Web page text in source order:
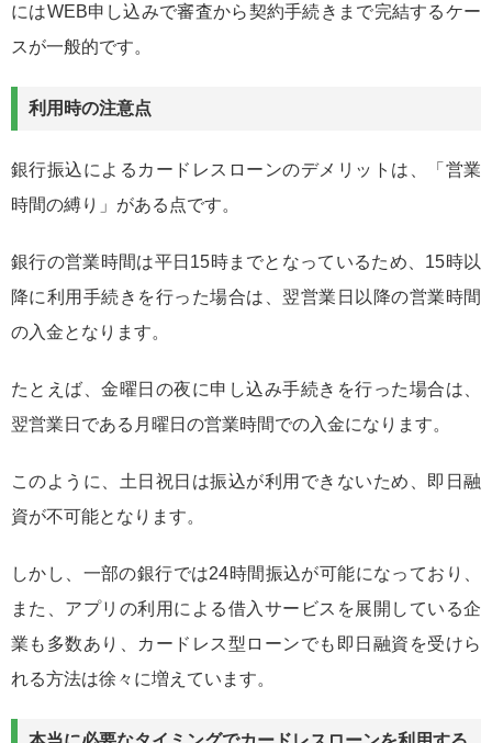
にはWEB申し込みで審査から契約手続きまで完結するケー
スが一般的です。
利用時の注意点
銀行振込によるカードレスローンのデメリットは、「営業
時間の縛り」がある点です。
銀行の営業時間は平日15時までとなっているため、15時以
降に利用手続きを行った場合は、翌営業日以降の営業時間
の入金となります。
たとえば、金曜日の夜に申し込み手続きを行った場合は、
翌営業日である月曜日の営業時間での入金になります。
このように、土日祝日は振込が利用できないため、即日融
資が不可能となります。
しかし、一部の銀行では24時間振込が可能になっており、
また、アプリの利用による借入サービスを展開している企
業も多数あり、カードレス型ローンでも即日融資を受けら
れる方法は徐々に増えています。